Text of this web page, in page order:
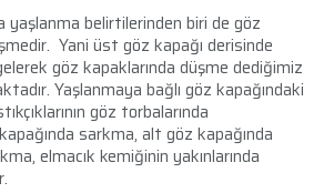
yaşlanma belirtilerinden biri de göz
Yani üst göz kapağı derisinde
göz kapaklarında düşme dediğimiz
Yaşlanmaya bağlı göz kapağındaki
göz torbalarında
sarkma, alt göz kapağında
elmacık kemiğinin yakınlarında